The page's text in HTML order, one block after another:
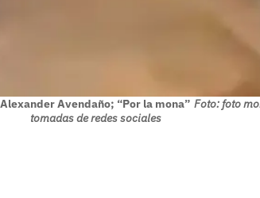
Avendaño; “Por la mona” Foto: foto
tomadas de redes sociales